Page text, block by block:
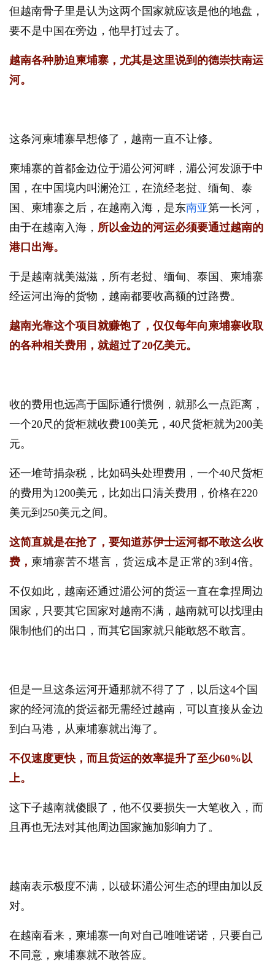
但越南骨子里是认为这两个国家就应该是他的地盘，
要不是中国在旁边，他早打过去了。
越南各种胁迫柬埔寨，尤其是这里说到的德崇扶南运
河。
这条河柬埔寨早想修了，越南一直不让修。
柬埔寨的首都金边位于湄公河河畔，湄公河发源于中
国，在中国境内叫澜沧江，在流经老挝、缅甸、泰
国、柬埔寨之后，在越南入海，是东南亚第一长河，
由于在越南入海， 所以金边的河运必须要通过越南的
港口出海。
于是越南就美滋滋，所有老挝、缅甸、泰国、柬埔寨
经运河出海的货物，越南都要收高额的过路费。
越南光靠这个项目就赚饱了，仅仅每年向柬埔寨收取
的各种相关费用，就超过了20亿美元。
收的费用也远高于国际通行惯例，就那么一点距离，
一个20尺的货柜就收费100美元，40尺货柜就为200美
元。
还一堆苛捐杂税，比如码头处理费用，一个40尺货柜
的费用为1200美元，比如出口清关费用，价格在220
美元到250美元之间。
这简直就是在抢了，要知道苏伊士运河都不敢这么收
费， 柬埔寨苦不堪言，货运成本是正常的3到4倍。
不仅如此，越南还通过湄公河的货运一直在拿捏周边
国家，只要其它国家对越南不满，越南就可以找理由
限制他们的出口，而其它国家就只能敢怒不敢言。
但是一旦这条运河开通那就不得了了，以后这4个国
家的经河流的货运都无需经过越南，可以直接从金边
到白马港，从柬埔寨就出海了。
不仅速度更快，而且货运的效率提升了至少60%以
上。
这下子越南就傻眼了，他不仅要损失一大笔收入，而
且再也无法对其他周边国家施加影响力了。
越南表示极度不满，以破坏湄公河生态的理由加以反
对。
在越南看来，柬埔寨一向对自己唯唯诺诺，只要自己
不同意，柬埔寨就不敢答应。